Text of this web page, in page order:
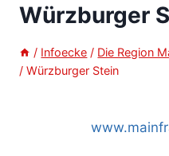
Würzburger
/ Infoecke / Die Region
/ Würzburger Stein